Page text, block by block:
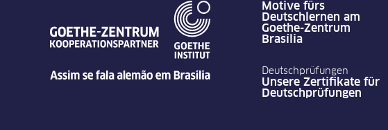
Motive fürs
Deutschlernen am
Goethe-Zentrum
Brasília
Deutschprüfungen
Unsere Zertifikate für
Deutschprüfungen